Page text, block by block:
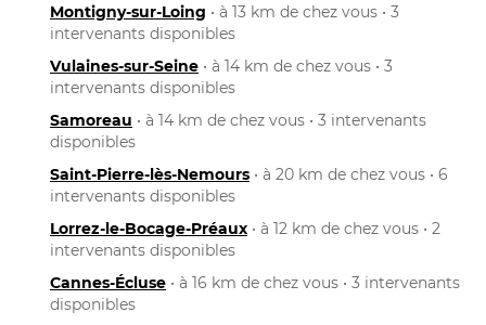
Montigny-sur-Loing • à 13 km de chez vous • 3
intervenants disponibles
Vulaines-sur-Seine • à 14 km de chez vous • 3
intervenants disponibles
Samoreau • à 14 km de chez vous • 3 intervenants
disponibles
Saint-Pierre-lès-Nemours • à 20 km de chez vous • 6
intervenants disponibles
Lorrez-le-Bocage-Préaux • à 12 km de chez vous • 2
intervenants disponibles
Cannes-Écluse • à 16 km de chez vous • 3 intervenants
disponibles